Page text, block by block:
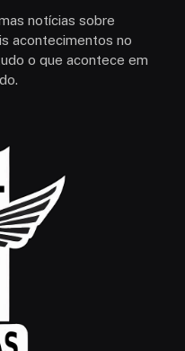
notícias sobre
acontecimentos no
o que acontece em